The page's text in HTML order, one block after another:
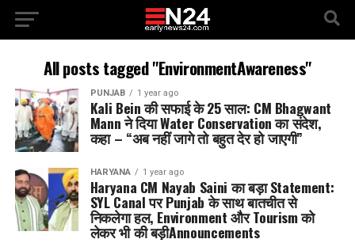
All posts tagged "EnvironmentAwareness"
PUNJAB 1 year ago
Kali Bein की सफाई के 25 साल: CM Bhagwant
Mann ने दिया Water Conservation का संदेश,
कहा – “अब नहीं जागे तो बहुत देर हो जाएगी”
HARYANA 1 year ago
Haryana CM Nayab Saini का बड़ा Statement:
SYL Canal पर Punjab के साथ बातचीत से
निकलेगा हल, Environment और Tourism को
लेकर भी की बड़ीAnnouncements